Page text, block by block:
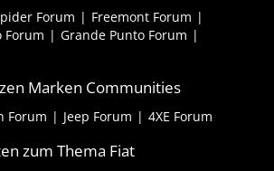
Forum
Freemont Forum
Forum
Grande Punto Forum
Marken Communities
Forum Jeep Forum 4XE Forum
zum Thema Fiat